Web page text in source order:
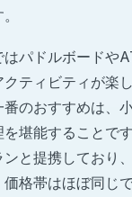
パドルボードや
ティビティが楽
のおすすめは、
堪能することで
と提携しており
格帯はほぼ同じで